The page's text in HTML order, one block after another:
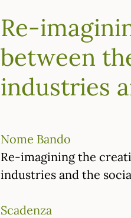
Re-
between
industries
Nome Bando
Re-imagining the
industries and the
Scadenza